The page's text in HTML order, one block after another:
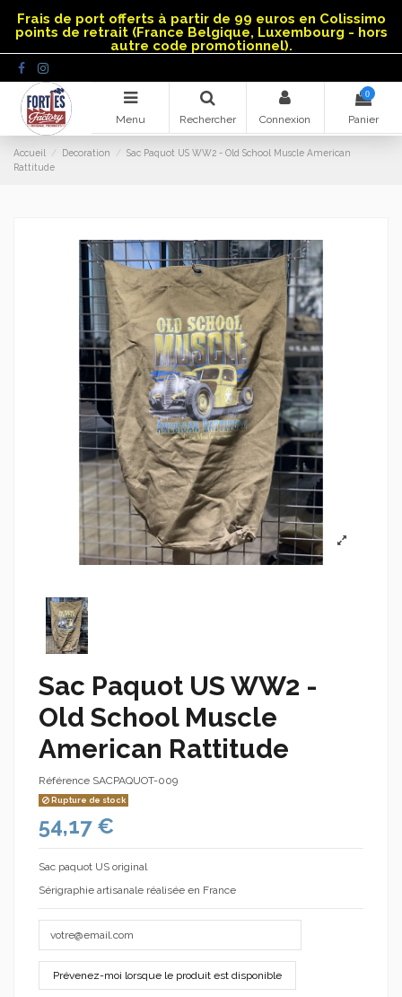
Frais de port offerts à partir de 99 euros en Colissimo
points de retrait (France Belgique, Luxembourg - hors
autre code promotionnel).
Menu Rechercher Connexion
0
Panier
Accueil Decoration
Sac Paquot US WW2 - Old School Muscle American
Rattitude
Sac Paquot US WW2 -
Old School Muscle
American Rattitude
Référence SACPAQUOT-009
Rupture de stock
54,17 €
Sac paquot US original
Sérigraphie artisanale réalisée en France